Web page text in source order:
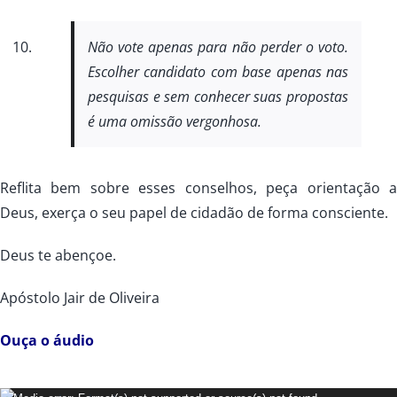
Não vote apenas para não perder o voto.
Escolher candidato com base apenas nas
pesquisas e sem conhecer suas propostas
é uma omissão vergonhosa.
Reflita bem sobre esses conselhos, peça orientação a
Deus, exerça o seu papel de cidadão de forma consciente.
Deus te abençoe.
Apóstolo Jair de Oliveira
Ouça o áudio